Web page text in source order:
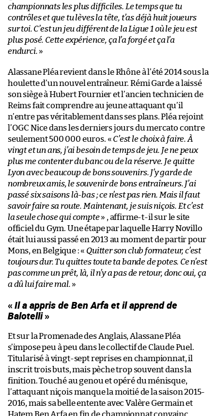
championnats les plus difficiles. Le temps que tu
contrôles et que tu lèves la tête, t’as déjà huit joueurs
sur toi. C’est un jeu différent de la Ligue 1 où le jeu est
plus posé. Cette expérience, ça l’a forgé et ça l’a
endurci. »
Alassane Pléa revient dans le Rhône à l’été 2014 sous la
houlette d’un nouvel entraîneur. Rémi Garde a laissé
son siège à Hubert Fournier et l’ancien technicien de
Reims fait comprendre au jeune attaquant qu’il
n’entre pas véritablement dans ses plans. Pléa rejoint
l’OGC Nice dans les derniers jours du mercato contre
seulement 500 000 euros. « C’est le choix à faire. À
vingt et un ans, j’ai besoin de temps de jeu. Je ne peux
plus me contenter du banc ou de la réserve. Je quitte
Lyon avec beaucoup de bons souvenirs. J’y garde de
nombreux amis, le souvenir de bons entraîneurs. J’ai
passé six saisons là-bas ; ce n’est pas rien. Mais il faut
savoir faire sa route. Maintenant, je suis niçois. Et c’est
la seule chose qui compte» , affirme-t-il sur le site
officiel du Gym. Une étape par laquelle Harry Novillo
était lui aussi passé en 2013 au moment de partir pour
Mons, en Belgique : « Quitter son club formateur, c’est
toujours dur. Tu quittes toute ta bande de potes. Ce n’est
pas comme un prêt, là, il n’y a pas de retour, donc oui, ça
a dû lui faire mal. »
«Il a appris de Ben Arfa et il apprend de
Balotelli»
Et sur la Promenade des Anglais, Alassane Pléa
s’impose peu à peu dans le collectif de Claude Puel.
Titularisé à vingt-sept reprises en championnat, il
inscrit trois buts, mais pèche trop souvent dans la
finition. Touché au genou et opéré du ménisque,
l’attaquant niçois manque la moitié de la saison 2015-
2016, mais sa belle entente avec Valère Germain et
Hatem Ben Arfa en fin de championnat convainc